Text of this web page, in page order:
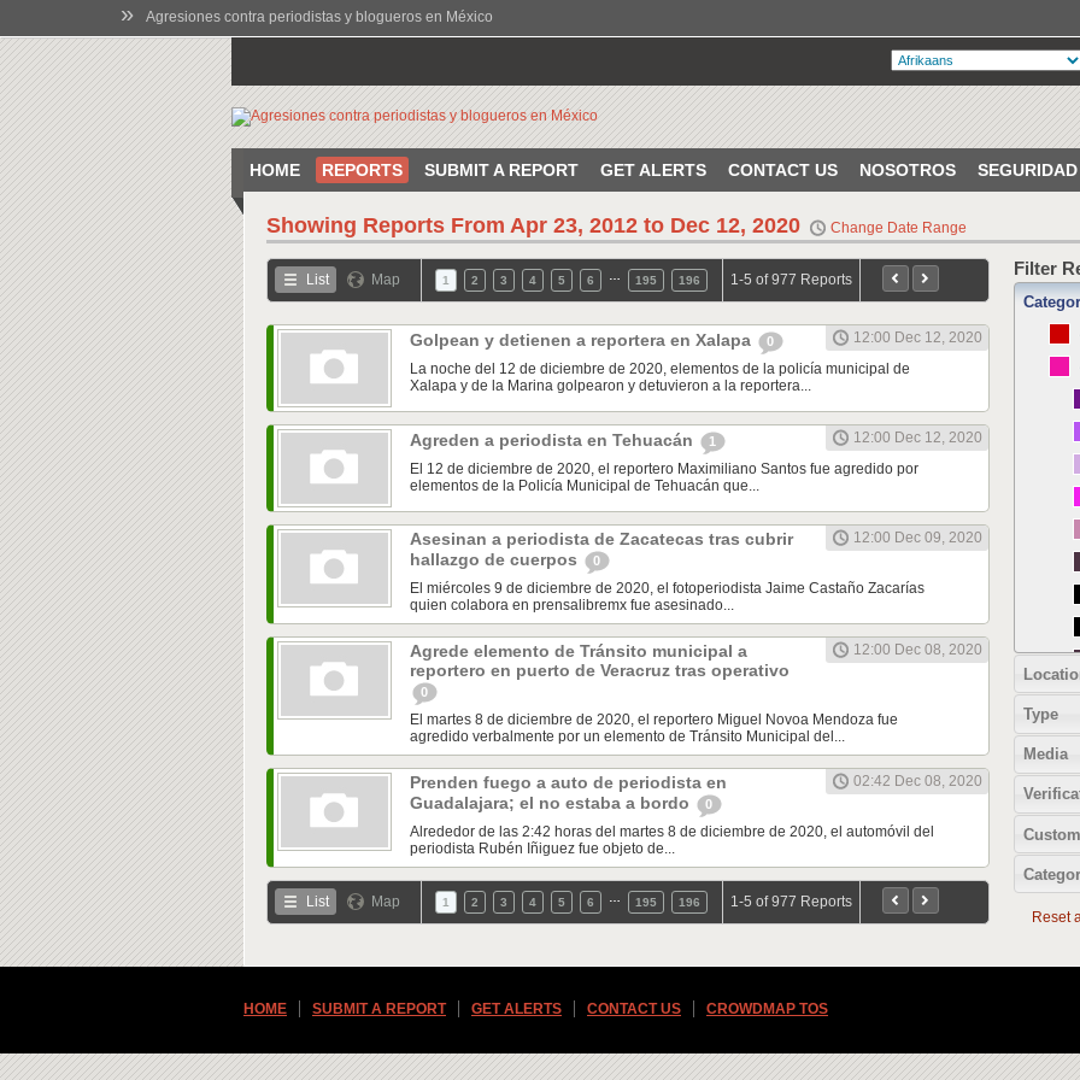
» Agresiones contra periodistas y blogueros en México
HOME REPORTS SUBMIT A REPORT GET ALERTS CONTACT US NOSOTROS SEGURIDAD
Showing Reports From Apr 23, 2012 to Dec 12, 2020 Change Date Range
List Map 1 2 3 4 5 6 195 196 1-5 of 977 Reports
Golpean y detienen a reportera en Xalapa 0
12:00 Dec 12, 2020
La noche del 12 de diciembre de 2020, elementos de la policía municipal de
Xalapa y de la Marina golpearon y detuvieron a la reportera...
Agreden a periodista en Tehuacán 1
12:00 Dec 12, 2020
El 12 de diciembre de 2020, el reportero Maximiliano Santos fue agredido por
elementos de la Policía Municipal de Tehuacán que...
Asesinan a periodista de Zacatecas tras cubrir
hallazgo de cuerpos
0
12:00 Dec 09, 2020
El miércoles 9 de diciembre de 2020, el fotoperiodista Jaime Castaño Zacarías
quien colabora en prensalibremx fue asesinado...
Agrede elemento de Tránsito municipal a
reportero en puerto de Veracruz tras operativo
0
12:00 Dec 08, 2020
El martes 8 de diciembre de 2020, el reportero Miguel Novoa Mendoza fue
agredido verbalmente por un elemento de Tránsito Municipal del...
Prenden fuego a auto de periodista en
Guadalajara; el no estaba a bordo
0
02:42 Dec 08, 2020
Alrededor de las 2:42 horas del martes 8 de diciembre de 2020, el automóvil del
periodista Rubén Iñiguez fue objeto de...
List Map 1 2 3 4 5 6 195 196 1-5 of 977 Reports
Filter
Type
Media
Reset
HOME SUBMIT A REPORT GET ALERTS CONTACT US CROWDMAP TOS